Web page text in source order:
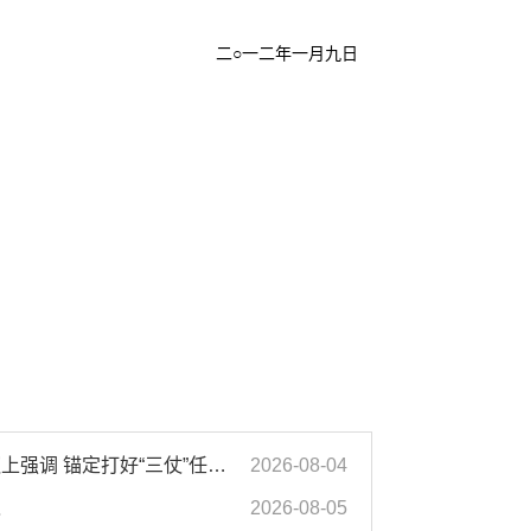
二 ○一二年一月九日
汪华东在全市季度工作会议上强调 锚定打好“三仗”任务和年度预期目标不动摇 在全市上下掀起比学赶超争先进位的攻坚热潮 2026-08-04
2026-08-05